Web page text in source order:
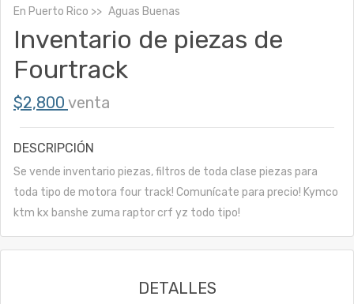
En Puerto Rico Aguas Buenas
Inventario de piezas de
Fourtrack
$2,800 venta
DESCRIPCIÓN
Se vende inventario piezas, filtros de toda clase piezas para
toda tipo de motora four track! Comunícate para precio! Kymco
ktm kx banshe zuma raptor crf yz todo tipo!
DETALLES